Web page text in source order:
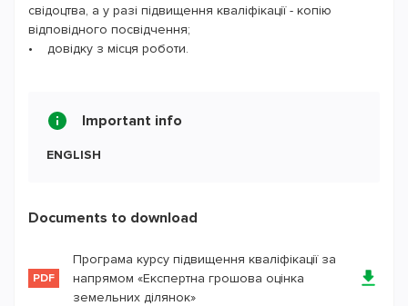
свідоцтва, а у разі підвищення кваліфікації - копію
відповідного посвідчення;
• довідку з місця роботи.
Important info
ENGLISH
Documents to download
PDF
Програма курсу підвищення кваліфікації за
напрямом «Експертна грошова оцінка
земельних ділянок»